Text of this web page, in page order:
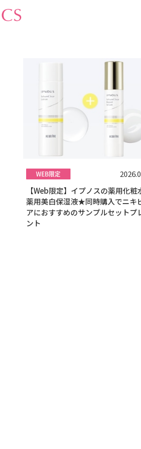
【Web限定】イプノスの薬用化粧
薬用美白保湿液★同時購入でニキ
アにおすすめのサンプルセットプ
ント